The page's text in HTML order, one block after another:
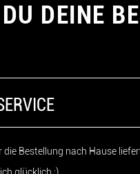
DEINE
die Bestellung nach Hause